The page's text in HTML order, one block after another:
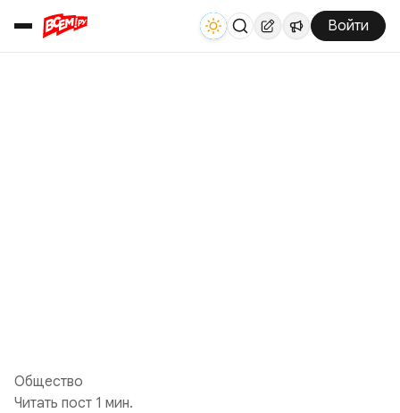
Войти
Общество
Читать пост 1 мин.